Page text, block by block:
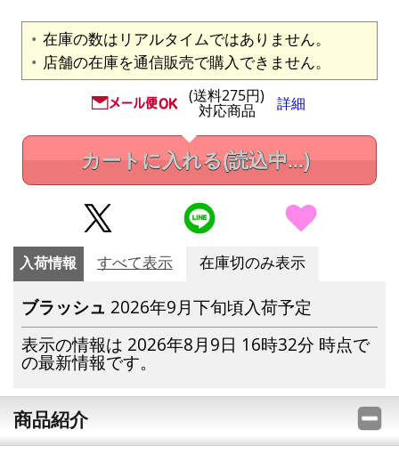
在庫の数はリアルタイムではありません。
店舗の在庫を通信販売で購入できません。
(送料275円)
対応商品 詳細
カートに入れる(読込中...)
入荷情報 すべて表示 在庫切のみ表示
ブラッシュ 2026年9月下旬頃入荷予定
表示の情報は 2026年8月9日 16時32分 時点で
の最新情報です。
商品紹介